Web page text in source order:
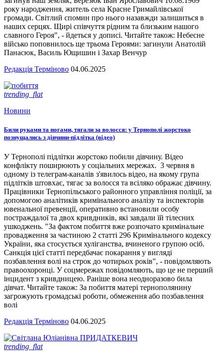
року народження, житель села Красне Гримайлівської
громади. Світлий спомин про нього назавжди залишиться в
наших серцях. Щирі співчуття рідним та близьким нашого
славного Героя", - йдеться у дописі. Читайте також: Небесне
військо поповнилось ще трьома Героями: загинули Анатолій
Панасюк, Василь Ющишин і Захар Венчур
Редакція Терміново 04.06.2025
trending_flat
Новини
Били руками та ногами, тягали за волосся: у Тернополі жорстоко
познущались з дівчини-підлітка (відео)
У Тернополі підлітки жорстоко побили дівчину. Відео
конфлікту поширюють у соціальних мережах. 3 червня в
одному із телеграм-каналів з'явилось відео, на якому група
підлітків штовхає, тягає за волосся та всіляко ображає дівчину.
Працівники Тернопільського районного управління поліції, за
допомогою аналітиків кримінального аналізу та інспекторів
ювенальної превенції, оперативно встановили особу
постраждалої та двох кривдників, які завдали їй тілесних
ушкоджень. "За фактом побиття вже розпочато кримінальне
провадження за частиною 2 статті 296 Кримінального кодексу
України, яка стосується хуліганства, вчиненого групою осіб.
Санкція цієї статті передбачає покарання у вигляді
позбавлення волі на строк до чотирьох років", - повідомляють
правоохоронці. У соцмережах повідомляють, що це не перший
інцидент з кривдницею. Раніше вона неодноразово била
дівчат. Читайте також: За побиття матері тернополянину
загрожують громадські роботи, обмеження або позбавлення
волі
Редакція Терміново 04.06.2025
trending_flat